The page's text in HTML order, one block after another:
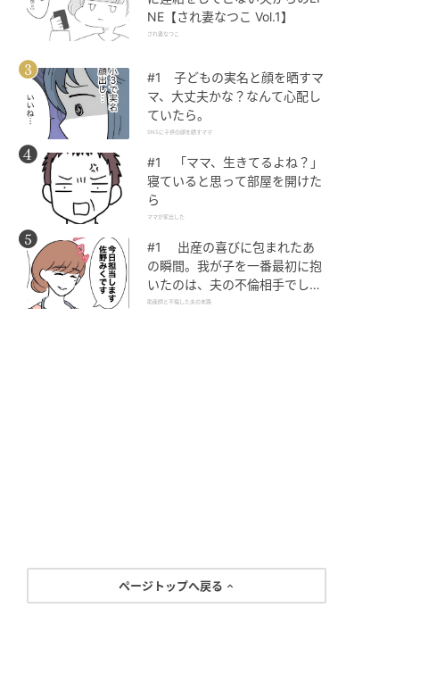
NE【され妻なつこ Vol.1】
され妻なつこ
#1 子どもの実名と顔を晒すマ
マ、大丈夫かな？なんて心配し
ていたら。
SNSに子供の顔を晒すママ
#1 「ママ、生きてるよね？」
寝ていると思って部屋を開けた
ら
ママが家出した
#1 出産の喜びに包まれたあ
の瞬間。我が子を一番最初に抱
いたのは、夫の不倫相手でし
た。
助産師と不倫した夫の末路
ページトップへ戻る